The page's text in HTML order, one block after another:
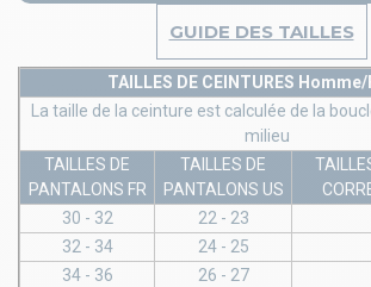
GUIDE DES TAILLES
TAILLES DE CEINTURES
La taille de la ceinture est calculée de la
milieu
TAILLES DE
PANTALONS FR
TAILLES DE
PANTALONS US
30 - 32
22 - 23
32 - 34
24 - 25
34 - 36
26 - 27